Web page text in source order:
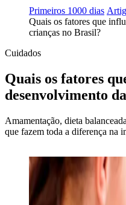
Primeiros 1000 dias
Quais os fatores que
crianças no Brasil?
Cuidados
Quais os fatores
desenvolvimento
Amamentação, dieta
que fazem toda a diferença na